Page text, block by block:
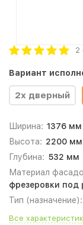
2
Вариант
2х дверный
Ширина: 1376 мм
Высота: 2200 мм
Глубина: 532 мм
Материал
фрезеровки под
Тип (назначение):
Все